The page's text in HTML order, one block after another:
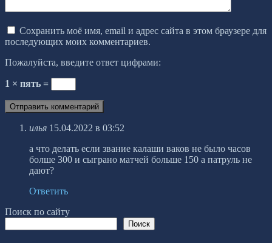
Сохранить моё имя, email и адрес сайта в этом браузере для
последующих моих комментариев.
Пожалуйста, введите ответ цифрами:
1 × пять =
илья 15.04.2022 в 03:52
а что делать если звание калаши ваков не было часов
болше 300 и сыграно матчей больше 150 а патруль не
дают?
Ответить
Поиск по сайту
Поиск